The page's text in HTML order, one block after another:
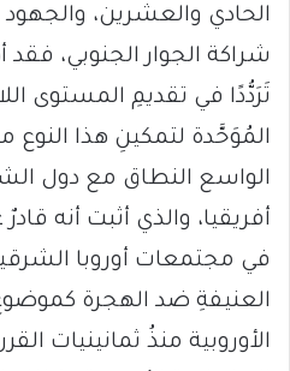
الحادي والعشرين، والجهود
شراكة الجوار الجنوبي، فقد
تَرَدُّدًا في تقديمِ المستوى
المُوَحَّدة لتمكينِ هذا النوع
الواسع النطاق مع دول
أفريقيا، والذي أثبت أنه
في مجتمعات أوروبا
العنيفةِ ضد الهجرة
الأوروبية منذُ ثمانينيات